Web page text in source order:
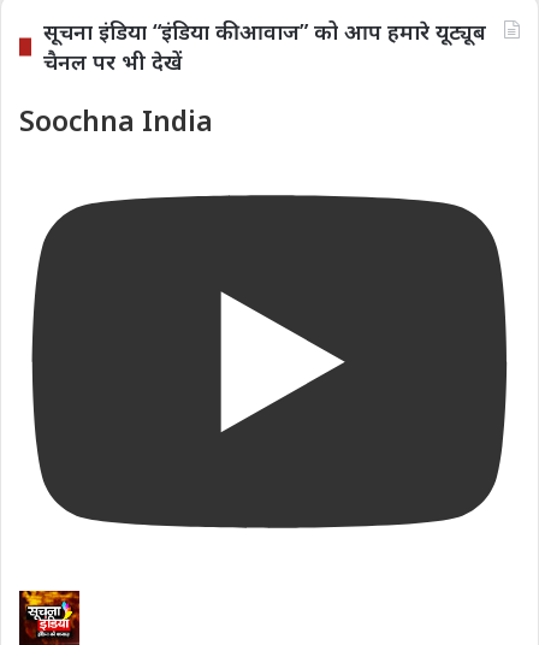
सूचना इंडिया “इंडिया की आवाज” को आप हमारे यूट्यूब
चैनल पर भी देखें
Soochna India